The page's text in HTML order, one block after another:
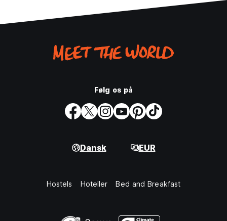
Følg os på
Dansk EUR
Hostels Hoteller Bed and Breakfast